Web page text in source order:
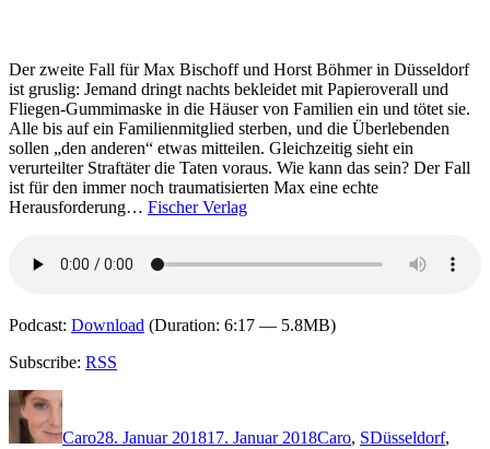
Im
Kopf
des
Mörders
Der zweite Fall für Max Bischoff und Horst Böhmer in Düsseldorf
ist gruslig: Jemand dringt nachts bekleidet mit Papieroverall und
Fliegen-Gummimaske in die Häuser von Familien ein und tötet sie.
Alle bis auf ein Familienmitglied sterben, und die Überlebenden
sollen „den anderen“ etwas mitteilen. Gleichzeitig sieht ein
verurteilter Straftäter die Taten voraus. Wie kann das sein? Der Fall
ist für den immer noch traumatisierten Max eine echte
Herausforderung… Fischer Verlag
Podcast: Download (Duration: 6:17 — 5.8MB)
Subscribe: RSS
Autor
Caro28. Januar 201817. Januar 2018Caro, SDüsseldorf,